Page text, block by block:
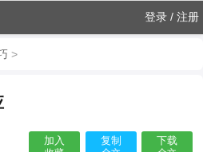
登录 / 注册
>
加入 复制 下载